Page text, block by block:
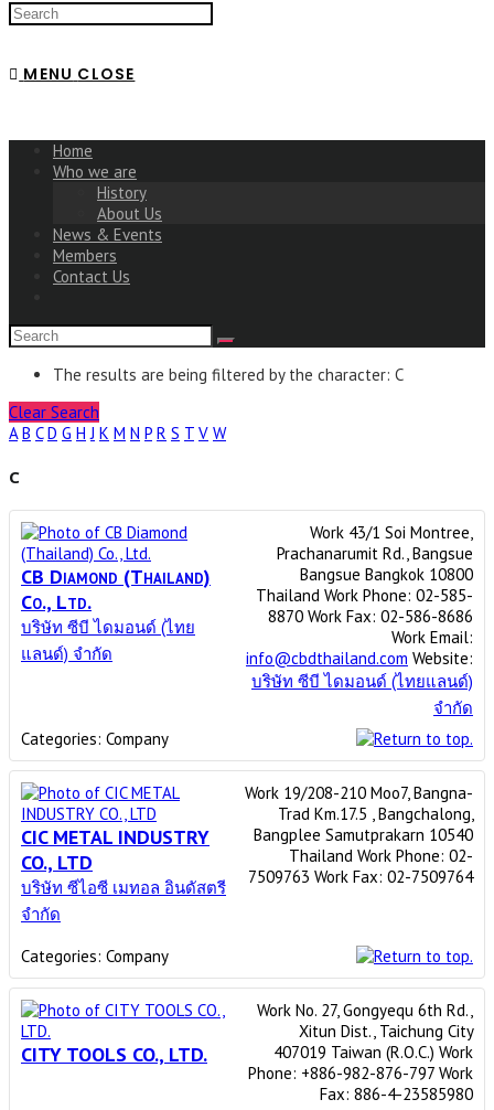
Search
this
MENU CLOSE
Home
Who we are
History
About Us
News & Events
Members
Contact Us
The results are being filtered by the character: C
Clear Search
A B C D G H J K M N P R S T V W
C
CB Diamond (Thailand)
Co., Ltd.
บริษัท ซีบี ไดมอนด์ (ไทย
แลนด์) จำกัด
Work 43/1 Soi Montree,
Prachanarumit Rd., Bangsue
Bangsue Bangkok 10800
Thailand Work Phone: 02-585-
8870 Work Fax: 02-586-8686
Work Email:
info@cbdthailand.com Website:
บริษัท ซีบี ไดมอนด์ (ไทยแลนด์)
จำกัด
Categories: Company
CIC METAL INDUSTRY
CO., LTD
บริษัท ซีไอซี เมทอล อินดัสตรี
จำกัด
Work 19/208-210 Moo7, Bangna-
Trad Km.17.5 , Bangchalong,
Bangplee Samutprakarn 10540
Thailand Work Phone: 02-
7509763 Work Fax: 02-7509764
Categories: Company
CITY TOOLS CO., LTD.
Work No. 27, Gongyequ 6th Rd.,
Xitun Dist., Taichung City
407019 Taiwan (R.O.C.) Work
Phone: +886-982-876-797 Work
Fax: 886-4-23585980